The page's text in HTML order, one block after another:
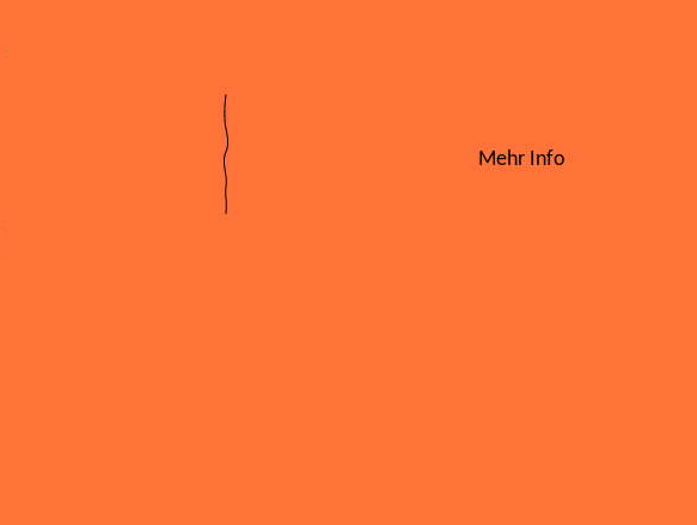
Mehr Info